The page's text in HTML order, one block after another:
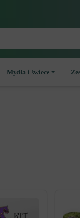
Mydła i świece